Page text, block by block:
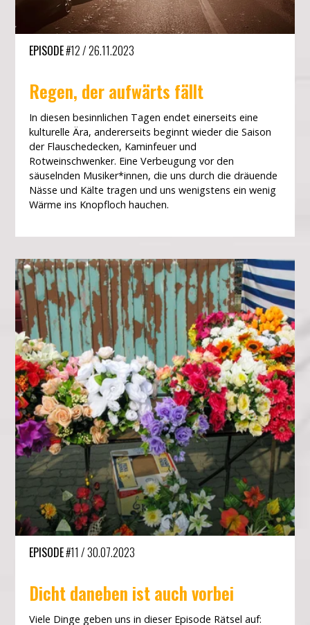
EPISODE#12/26.11.2023
Regen, der aufwärts fällt
In diesen besinnlichen Tagen endet einerseits eine
kulturelle Ära, andererseits beginnt wieder die Saison
der Flauschedecken, Kaminfeuer und
Rotweinschwenker. Eine Verbeugung vor den
säuselnden Musiker*innen, die uns durch die dräuende
Nässe und Kälte tragen und uns wenigstens ein wenig
Wärme ins Knopfloch hauchen.
EPISODE#11 /30.07.2023
Dicht daneben ist auch vorbei
Viele Dinge geben uns in dieser Episode Rätsel auf: